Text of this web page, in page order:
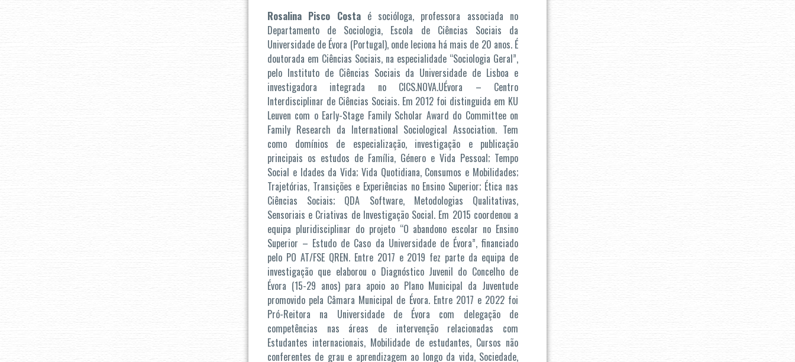
Rosalina Pisco Costaé socióloga, professora associada no
Departamento de Sociologia, Escola de Ciências Sociais da
Universidade de Évora (Portugal), onde leciona há mais de 20 anos. É
doutorada em Ciências Sociais, na especialidade “Sociologia Geral”,
pelo Instituto de Ciências Sociais da Universidade de Lisboa e
investigadora integrada no CICS.NOVA.UÉvora – Centro
Interdisciplinar de Ciências Sociais. Em 2012 foi distinguida em KU
Leuven com o Early-Stage Family Scholar Award do Committee on
Family Research da International Sociological Association. Tem
como domínios de especialização, investigação e publicação
principais os estudos de Família, Género e Vida Pessoal; Tempo
Social e Idades da Vida; Vida Quotidiana, Consumos e Mobilidades;
Trajetórias, Transições e Experiências no Ensino Superior; Ética nas
Ciências Sociais; QDA Software, Metodologias Qualitativas,
Sensoriais e Criativas de Investigação Social. Em 2015 coordenou a
equipa pluridisciplinar do projeto “O abandono escolar no Ensino
Superior – Estudo de Caso da Universidade de Évora”, financiado
pelo PO AT/FSE QREN. Entre 2017 e 2019 fez parte da equipa de
investigação que elaborou o Diagnóstico Juvenil do Concelho de
Évora (15-29 anos) para apoio ao Plano Municipal da Juventude
promovido pela Câmara Municipal de Évora. Entre 2017 e 2022 foi
Pró-Reitora na Universidade de Évora com delegação de
competências nas áreas de intervenção relacionadas com
Estudantes internacionais, Mobilidade de estudantes, Cursos não
conferentes de grau e aprendizagem ao longo da vida, Sociedade,